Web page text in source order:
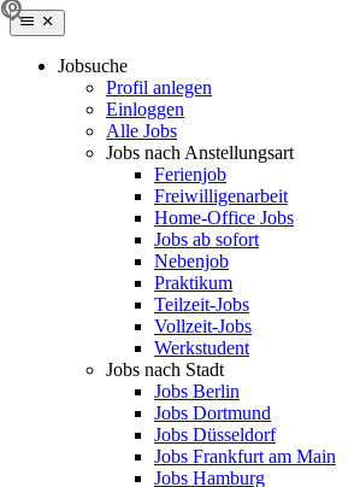
Jobsuche
Profil anlegen
Einloggen
Alle Jobs
Jobs nach Anstellungsart
Ferienjob
Freiwilligenarbeit
Home-Office Jobs
Jobs ab sofort
Nebenjob
Praktikum
Teilzeit-Jobs
Vollzeit-Jobs
Werkstudent
Jobs nach Stadt
Jobs Berlin
Jobs Dortmund
Jobs Düsseldorf
Jobs Frankfurt am Main
Jobs Hamburg